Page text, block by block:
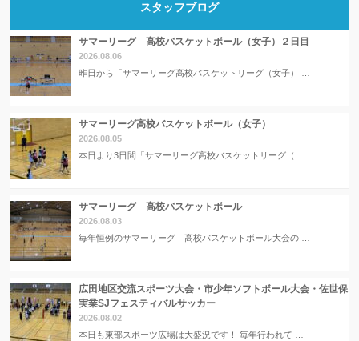
スタッフブログ
サマーリーグ 高校バスケットボール（女子）２日目
2026.08.06
昨日から「サマーリーグ高校バスケットリーグ（女子） …
サマーリーグ高校バスケットボール（女子）
2026.08.05
本日より3日間「サマーリーグ高校バスケットリーグ（ …
サマーリーグ 高校バスケットボール
2026.08.03
毎年恒例のサマーリーグ 高校バスケットボール大会の …
広田地区交流スポーツ大会・市少年ソフトボール大会・佐世保
実業SJフェスティバルサッカー
2026.08.02
本日も東部スポーツ広場は大盛況です！ 毎年行われて …